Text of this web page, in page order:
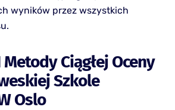
wyników przez wszystkich
Ciągłej Oceny
Szkole
Oslo